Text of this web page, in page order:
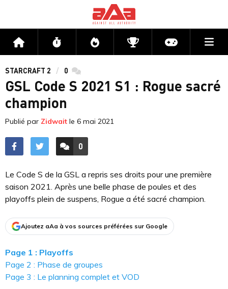
Accueil Flux Directs CompétitionsActu jeux
STARCRAFT 2 0 commentaires
GSL Code S 2021 S1 : Rogue sacré
champion
Publié par Zidwait le 6 mai 2021
ACCÉDER AUX
0
COMMENTAIRES
Le Code S de la GSL a repris ses droits pour une première
saison 2021. Après une belle phase de poules et des
playoffs plein de suspens, Rogue a été sacré champion.
Ajoutez aAa à vos sources préférées sur Google
Page 1 : Playoffs
Page 2 : Phase de groupes
Page 3 : Le planning complet et VOD